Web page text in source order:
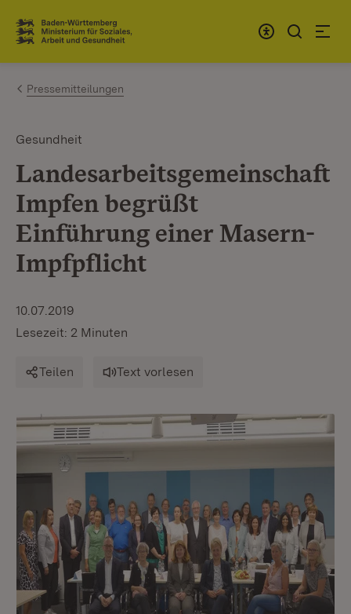
Zum Inhalt springen
Link zur Startseite
Pressemitteilungen
Gesundheit
Landesarbeitsgemeinschaft
Impfen begrüßt
Einführung einer Masern-
Impfpflicht
10.07.2019
Lesezeit: 2 Minuten
Teilen Text vorlesen